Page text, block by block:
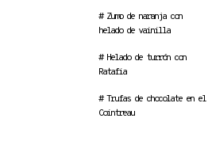
# Zumo de naranja con
helado de vainilla
# Helado de turrón con
Ratafia
# Trufas de chocolate en el
Cointreau